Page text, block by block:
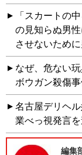
「スカートの
の見知らぬ男性
させないため
なぜ、危ない
ボウガン殺傷
名古屋デリヘ
業べっ視発言